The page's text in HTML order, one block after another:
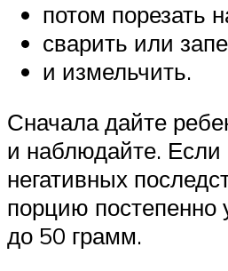
потом порезать
сварить или
и измельчить.
Сначала дайте
и наблюдайте. Если
негативных
порцию постепенно
до 50 грамм.